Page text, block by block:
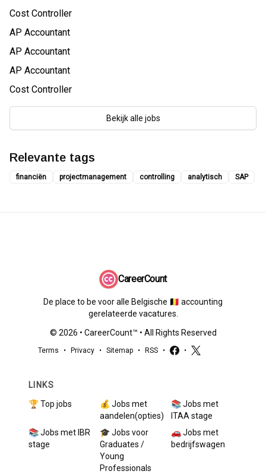
Cost Controller
AP Accountant
AP Accountant
AP Accountant
Cost Controller
Bekijk alle jobs
Relevante tags
financiën projectmanagement controlling analytisch SAP
CareerCount
De place to be voor alle Belgische 🇧🇪 accounting
gerelateerde vacatures.
© 2026 • CareerCount™ • All Rights Reserved
Terms • Privacy • Sitemap • RSS • •
LINKS
🏆 Top jobs
💰 Jobs met
aandelen(opties)
📚 Jobs met
ITAA stage
📚 Jobs met IBR
stage
🎓 Jobs voor
Graduates /
Young
Professionals
🚗 Jobs met
bedrijfswagen